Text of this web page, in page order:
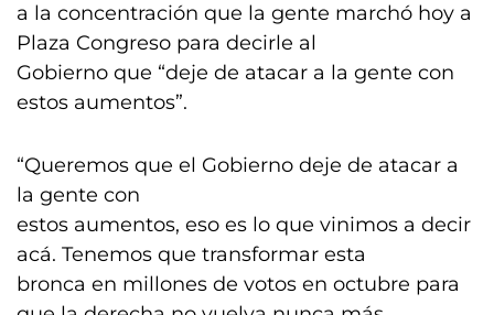
a la concentración que la gente marchó hoy a
Plaza Congreso para decirle al
Gobierno que “deje de atacar a la gente con
estos aumentos”.
“Queremos que el Gobierno deje de atacar a
la gente con
estos aumentos, eso es lo que vinimos a decir
acá. Tenemos que transformar esta
bronca en millones de votos en octubre para